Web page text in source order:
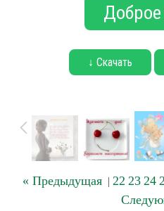
Доброе
↓ Скачать
« Предыдущая| 22 23 24